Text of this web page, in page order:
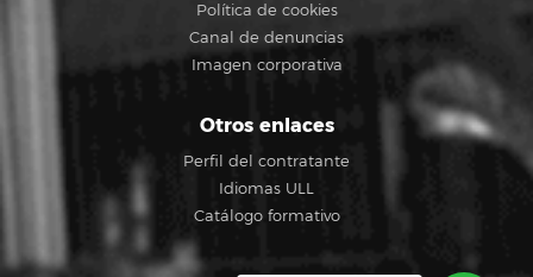
Política de cookies
Canal de denuncias
Imagen corporativa
Otros enlaces
Perfil del contratante
Idiomas ULL
Catálogo formativo